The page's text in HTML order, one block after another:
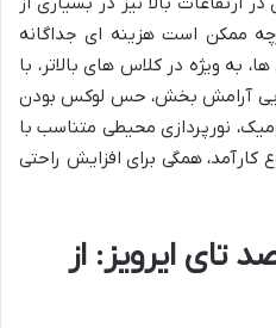
ممکن است هزینه ای جداگانه
به ویژه در کلاس های بالاتر، با
آرامش بخش، حس لوکس بودن
نورپردازی محیطی متناسب با
کارآمد، همگی برای افزایش راحتی
تای ایرویز: از